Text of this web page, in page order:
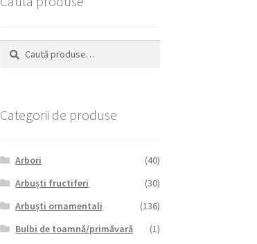
Caută
după:
Caută
Categorii de produse
Arbori
(40)
Arbuști fructiferi
(30)
Arbuști ornamentali
(136)
Bulbi de toamnă/primăvară
(1)